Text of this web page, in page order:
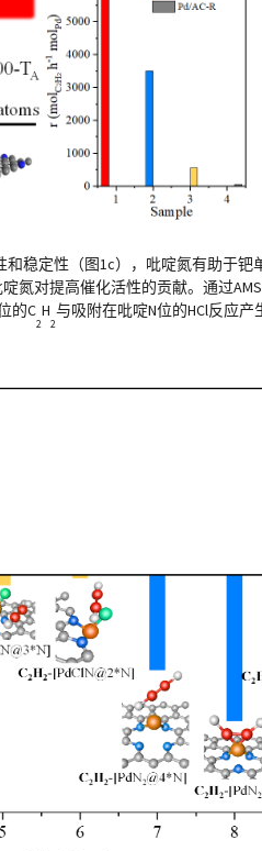
稳定性（图1c），吡啶氮有助于
对提高催化活性的贡献。通过
的C
2
H
2
与吸附在吡啶N位的HCl反应